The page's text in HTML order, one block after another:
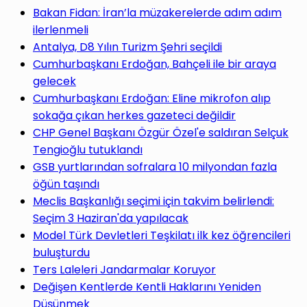
yap
...
Bakan Fidan: İran’la müzakerelerde adım adım
ilerlenmeli
Antalya, D8 Yılın Turizm Şehri seçildi
Cumhurbaşkanı Erdoğan, Bahçeli ile bir araya
gelecek
Cumhurbaşkanı Erdoğan: Eline mikrofon alıp
sokağa çıkan herkes gazeteci değildir
CHP Genel Başkanı Özgür Özel'e saldıran Selçuk
Tengioğlu tutuklandı
GSB yurtlarından sofralara 10 milyondan fazla
öğün taşındı
Meclis Başkanlığı seçimi için takvim belirlendi:
Seçim 3 Haziran'da yapılacak
Model Türk Devletleri Teşkilatı ilk kez öğrencileri
buluşturdu
Ters Laleleri Jandarmalar Koruyor
Değişen Kentlerde Kentli Haklarını Yeniden